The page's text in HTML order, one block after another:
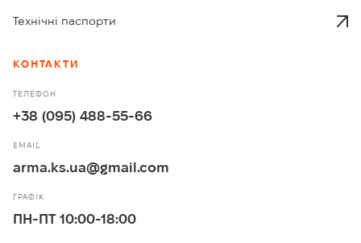
Технічні паспорти
КОНТАКТИ
ТЕЛЕФОН
+38 (095) 488-55-66
EMAIL
arma.ks.ua@gmail.com
ГРАФІК
ПН-ПТ 10:00-18:00